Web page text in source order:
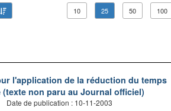
10 25 50 100
l'application de la réduction du temps
non paru au Journal officiel)
Date de publication : 10-11-2003